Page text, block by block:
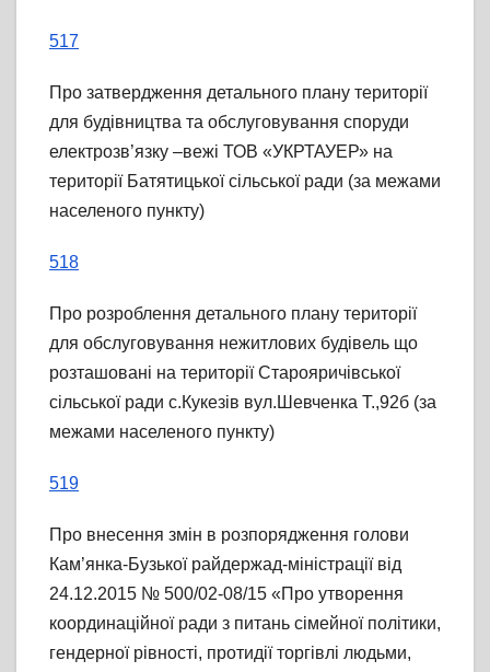
517
Про затвердження детального плану території
для будівництва та обслуговування споруди
електрозв’язку –вежі ТОВ «УКРТАУЕР» на
території Батятицької сільської ради (за межами
населеного пункту)
518
Про розроблення детального плану території
для обслуговування нежитлових будівель що
розташовані на території Старояричівської
сільської ради с.Кукезів вул.Шевченка Т.,92б (за
межами населеного пункту)
519
Про внесення змін в розпорядження голови
Кам’янка-Бузької райдержад-міністрації від
24.12.2015 № 500/02-08/15 «Про утворення
координаційної ради з питань сімейної політики,
гендерної рівності, протидії торгівлі людьми,